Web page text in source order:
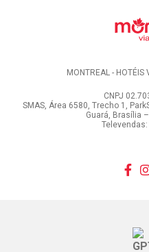
MONTREAL - HOTÉIS
CNPJ
SMAS, Área 6580, Trecho 1,
Guará, Brasília